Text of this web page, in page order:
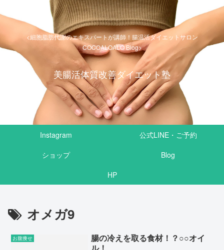
<細胞脂肪代謝のエキスパートが講師！腸温活ダイエットサロン
COCOALOALO Blog>
美腸活体質改善ダイエット塾
Instagram
公式LINE・ご予約
ショップ
Blog
HP
オメガ9
お腹痩せ
腸の冷えを取る食材！？○○オイ